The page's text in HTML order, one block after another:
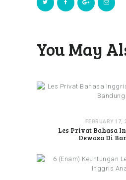
You May
FEBRUARY 17,
Les Privat Bahasa
Dewasa Di